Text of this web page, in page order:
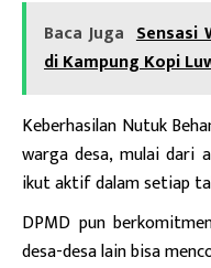
Baca Juga Sensasi
di Kampung Kopi
Keberhasilan Nutuk
warga desa, mulai dari
ikut aktif dalam setiap
DPMD pun
desa-desa lain bisa